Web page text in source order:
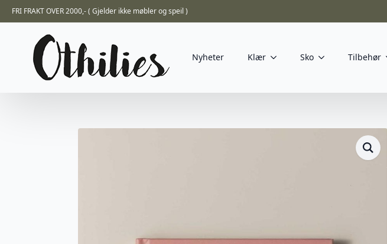
FRI FRAKT OVER 2000,- ( Gjelder ikke møbler og speil )
Nyheter Klær Sko Tilbehør